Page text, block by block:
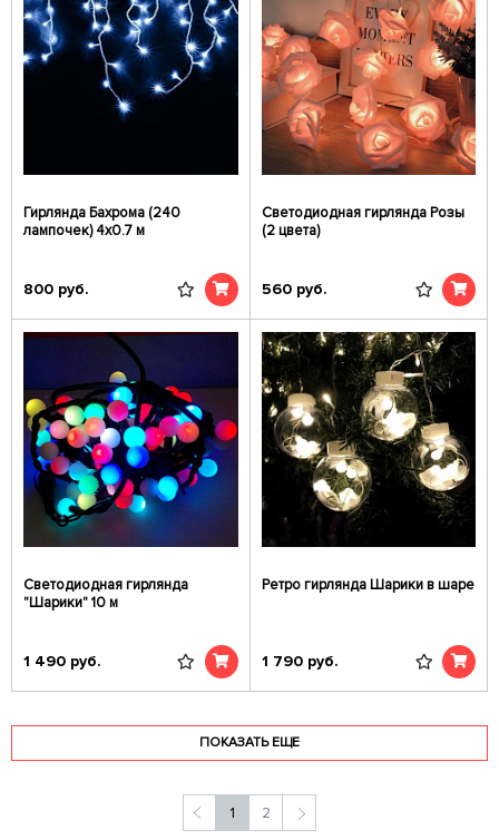
Гирлянда Бахрома (240
лампочек) 4х0.7 м
800 руб.
Светодиодная гирлянда Розы
(2 цвета)
560 руб.
Светодиодная гирлянда
"Шарики" 10 м
1 490 руб.
Ретро гирлянда Шарики в шаре
1 790 руб.
ПОКАЗАТЬ ЕЩЕ
1 2